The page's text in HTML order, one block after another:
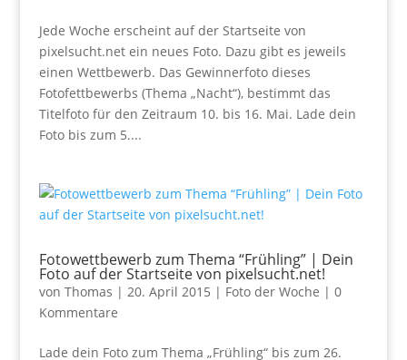
Jede Woche erscheint auf der Startseite von
pixelsucht.net ein neues Foto. Dazu gibt es jeweils
einen Wettbewerb. Das Gewinnerfoto dieses
Fotofettbewerbs (Thema „Nacht“), bestimmt das
Titelfoto für den Zeitraum 10. bis 16. Mai. Lade dein
Foto bis zum 5....
Fotowettbewerb zum Thema “Frühling” | Dein
Foto auf der Startseite von pixelsucht.net!
von Thomas | 20. April 2015 | Foto der Woche | 0
Kommentare
Lade dein Foto zum Thema „Frühling“ bis zum 26.